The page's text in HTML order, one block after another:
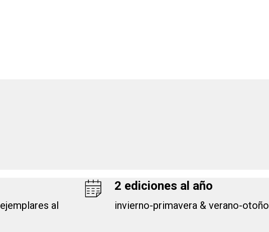
ejemplares al
2 ediciones al año
invierno-primavera & verano-otoño